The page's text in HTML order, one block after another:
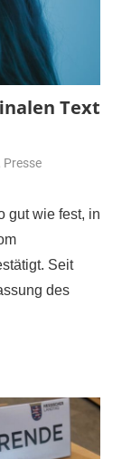
Text
Presse
gut wie fest, in
Seit
des